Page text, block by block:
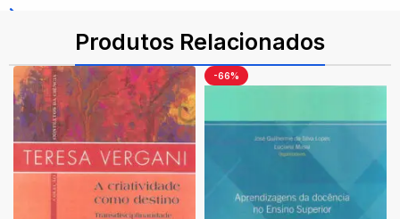
Produtos Relacionados
-66%